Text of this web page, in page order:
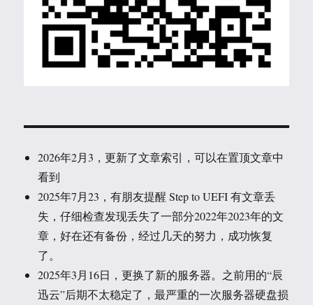
2026年2月3，更新了文章索引，可以在置顶文章中
看到
2025年7月23，有朋友提醒 Step to UEFI 有文章丢
失，仔细检查发现丢失了一部分2022年2023年的文
章，好在还有备份，经过几天的努力，成功恢复
了。
2025年3月16日，更换了新的服务器。之前用的“辰
迅云”后期不太稳定了，最严重的一次服务器硬盘损